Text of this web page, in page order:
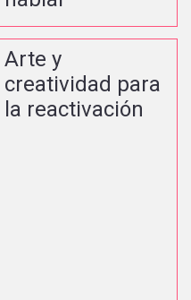
Arte y
creatividad para
la reactivación